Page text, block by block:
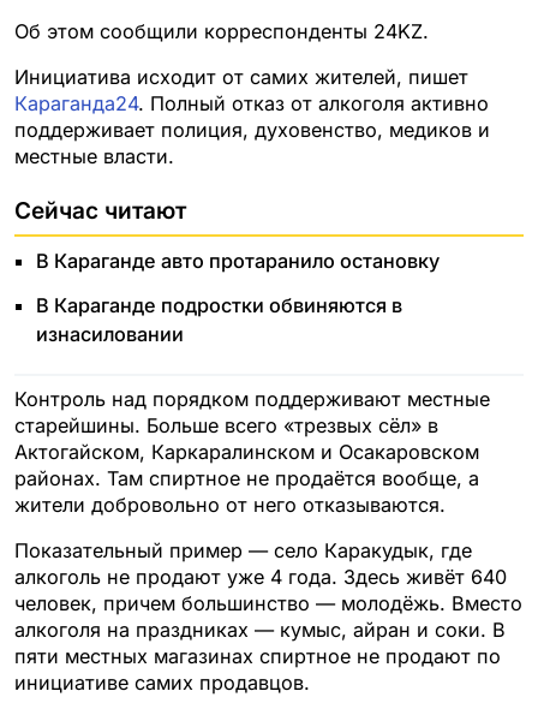
Об этом сообщили корреспонденты 24KZ.
Инициатива исходит от самих жителей, пишет
Караганда24. Полный отказ от алкоголя активно
поддерживает полиция, духовенство, медиков и
местные власти.
Сейчас читают
В Караганде авто протаранило остановку
В Караганде подростки обвиняются в
изнасиловании
Контроль над порядком поддерживают местные
старейшины. Больше всего «трезвых сёл» в
Актогайском, Каркаралинском и Осакаровском
районах. Там спиртное не продаётся вообще, а
жители добровольно от него отказываются.
Показательный пример — село Каракудык, где
алкоголь не продают уже 4 года. Здесь живёт 640
человек, причем большинство — молодёжь. Вместо
алкоголя на праздниках — кумыс, айран и соки. В
пяти местных магазинах спиртное не продают по
инициативе самих продавцов.